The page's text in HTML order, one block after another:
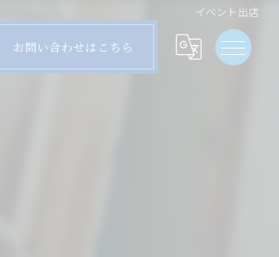
イベント出店
お問い合わせはこちら